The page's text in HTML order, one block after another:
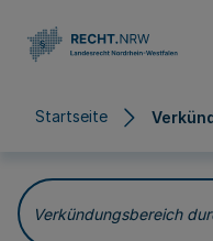
Startseite
Verkündungsbereich